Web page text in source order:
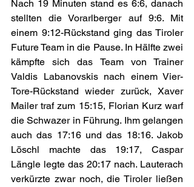
Nach 19 Minuten stand es 6:6, danach
stellten die Vorarlberger auf 9:6. Mit
einem 9:12-Rückstand ging das Tiroler
Future Team in die Pause. In Hälfte zwei
kämpfte sich das Team von Trainer
Valdis Labanovskis nach einem Vier-
Tore-Rückstand wieder zurück, Xaver
Mailer traf zum 15:15, Florian Kurz warf
die Schwazer in Führung. Ihm gelangen
auch das 17:16 und das 18:16. Jakob
Löschl machte das 19:17, Caspar
Längle legte das 20:17 nach. Lauterach
verkürzte zwar noch, die Tiroler ließen